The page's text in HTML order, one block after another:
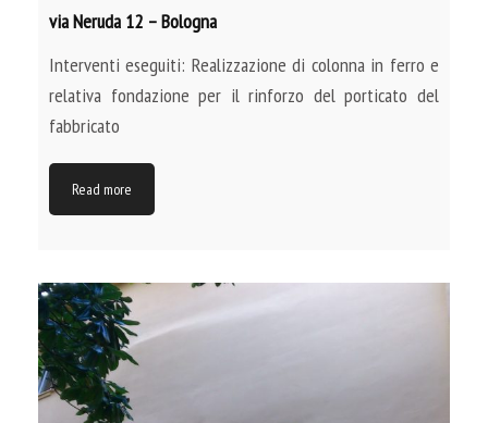
via Neruda 12 – Bologna
Interventi eseguiti: Realizzazione di colonna in ferro e
relativa fondazione per il rinforzo del porticato del
fabbricato
Read more